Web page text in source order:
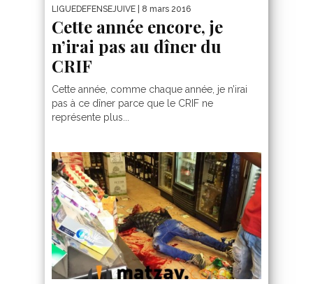
LIGUEDEFENSEJUIVE | 8 mars 2016
Cette année encore, je
n’irai pas au dîner du
CRIF
Cette année, comme chaque année, je n’irai
pas à ce dîner parce que le CRIF ne
représente plus...